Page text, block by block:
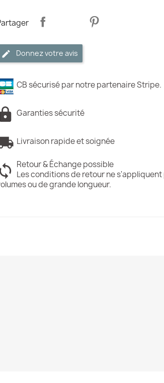
Donnez votre avis
CB sécurisé par notre partenaire Stripe.
Garanties sécurité
Livraison rapide et soignée
Retour & Échange possible
Les conditions de retour ne
ou de grande longueur.